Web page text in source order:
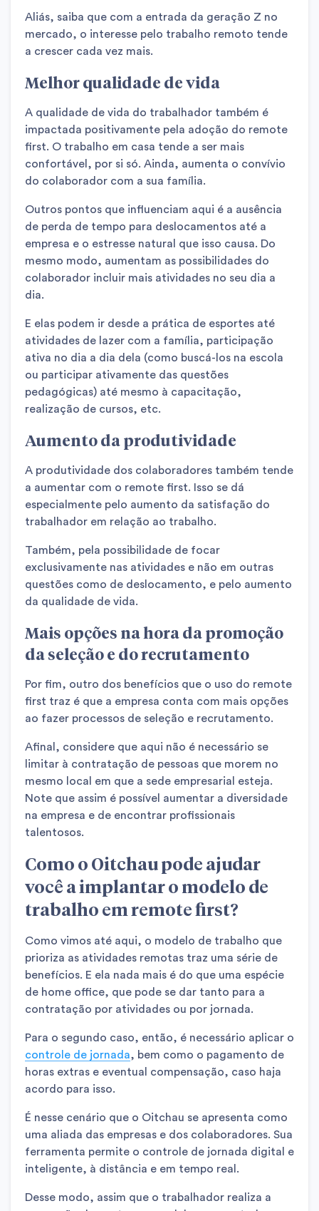
Aliás, saiba que com a entrada da geração Z no
mercado, o interesse pelo trabalho remoto tende
a crescer cada vez mais.
Melhor qualidade de vida
A qualidade de vida do trabalhador também é
impactada positivamente pela adoção do remote
first. O trabalho em casa tende a ser mais
confortável, por si só. Ainda, aumenta o convívio
do colaborador com a sua família.
Outros pontos que influenciam aqui é a ausência
de perda de tempo para deslocamentos até a
empresa e o estresse natural que isso causa. Do
mesmo modo, aumentam as possibilidades do
colaborador incluir mais atividades no seu dia a
dia.
E elas podem ir desde a prática de esportes até
atividades de lazer com a família, participação
ativa no dia a dia dela (como buscá-los na escola
ou participar ativamente das questões
pedagógicas) até mesmo à capacitação,
realização de cursos, etc.
Aumento da produtividade
A produtividade dos colaboradores também tende
a aumentar com o remote first. Isso se dá
especialmente pelo aumento da satisfação do
trabalhador em relação ao trabalho.
Também, pela possibilidade de focar
exclusivamente nas atividades e não em outras
questões como de deslocamento, e pelo aumento
da qualidade de vida.
Mais opções na hora da promoção
da seleção e do recrutamento
Por fim, outro dos benefícios que o uso do remote
first traz é que a empresa conta com mais opções
ao fazer processos de seleção e recrutamento.
Afinal, considere que aqui não é necessário se
limitar à contratação de pessoas que morem no
mesmo local em que a sede empresarial esteja.
Note que assim é possível aumentar a diversidade
na empresa e de encontrar profissionais
talentosos.
Como o Oitchau pode ajudar
você a implantar o modelo de
trabalho em remote first?
Como vimos até aqui, o modelo de trabalho que
prioriza as atividades remotas traz uma série de
benefícios. E ela nada mais é do que uma espécie
de home office, que pode se dar tanto para a
contratação por atividades ou por jornada.
Para o segundo caso, então, é necessário aplicar o
controle de jornada, bem como o pagamento de
horas extras e eventual compensação, caso haja
acordo para isso.
É nesse cenário que o Oitchau se apresenta como
uma aliada das empresas e dos colaboradores. Sua
ferramenta permite o controle de jornada digital e
inteligente, à distância e em tempo real.
Desse modo, assim que o trabalhador realiza a